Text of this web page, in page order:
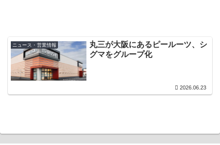
ニュース・営業情報
丸三が大阪にあるピールーツ、シ
グマをグループ化
2026.06.23